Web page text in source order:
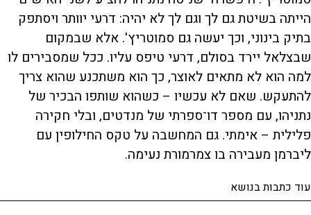
הייתה בשיטת גם לך וגם לך לא יהיה: דרעי יוותר ויסתפק
בתיק בינוני, וכך יעשה גם סמוטריץ'. אלא שבמקום
שבצלאל יירד בסולם, דרעי טיפס עליו. ככל שמסבירים לו
למה הוא לא מתאים לאוצר, כך הוא משתכנע שהוא צריך
להתעקש. שאם לא עכשיו – כשהוא שותפו הבכיר של
נתניהו, עם מספר דו־ספרתי של מנדטים, ובלי חקירה
פלילית – אימתי. גם המחשבה על טקס החילופין עם
ליברמן מעבירה בו צמרמורת נעימה.
עוד כתבות בנושא